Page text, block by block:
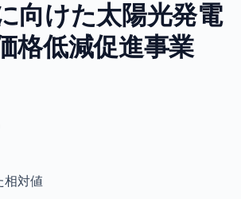
向けた太陽光発電
格低減促進事業
相対値